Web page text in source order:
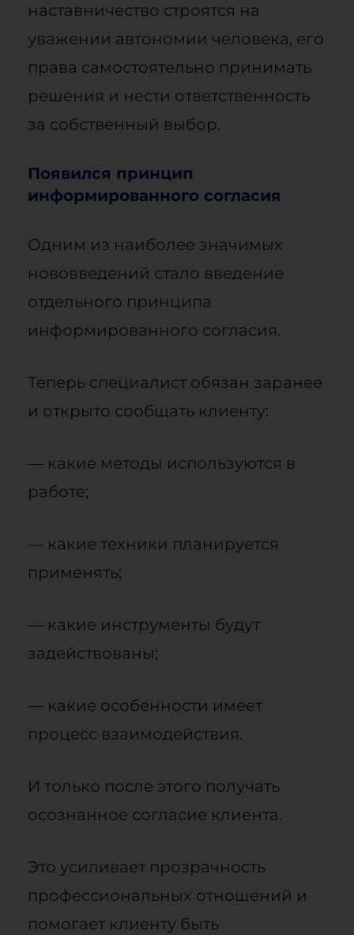
наставничество строятся на
уважении автономии человека, его
права самостоятельно принимать
решения и нести ответственность
за собственный выбор.
Появился принцип
информированного согласия
Одним из наиболее значимых
нововведений стало введение
отдельного принципа
информированного согласия.
Теперь специалист обязан заранее
и открыто сообщать клиенту:
— какие методы используются в
работе;
— какие техники планируется
применять;
— какие инструменты будут
задействованы;
— какие особенности имеет
процесс взаимодействия.
И только после этого получать
осознанное согласие клиента.
Это усиливает прозрачность
профессиональных отношений и
помогает клиенту быть